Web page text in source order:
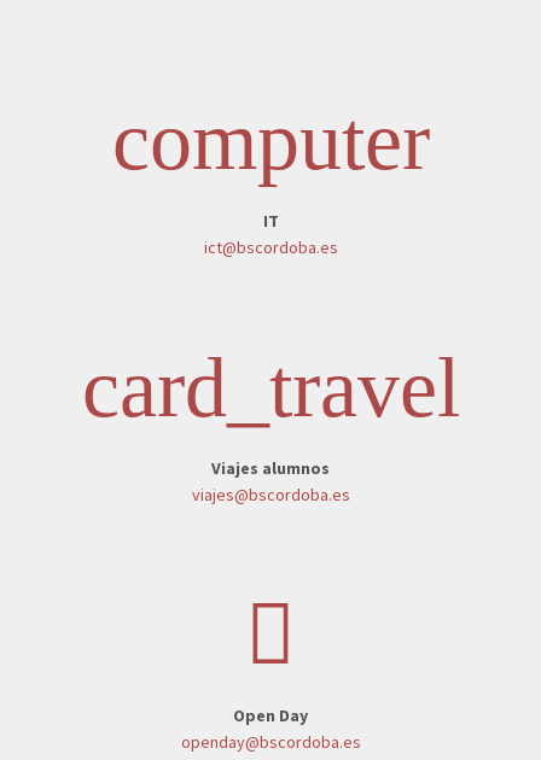
computer
IT
ict@bscordoba.es
card_travel
Viajes alumnos
viajes@bscordoba.es
Open Day
openday@bscordoba.es